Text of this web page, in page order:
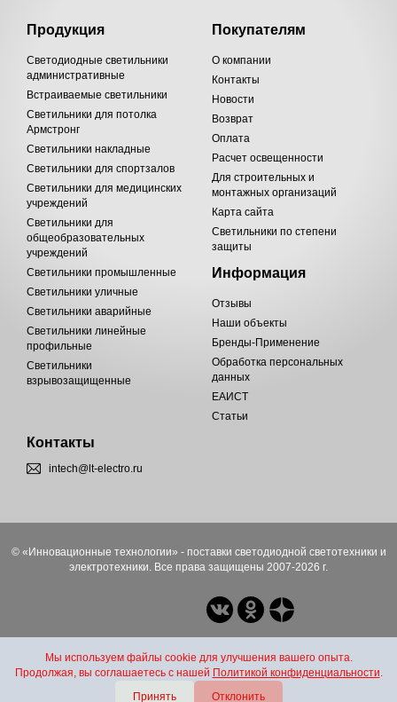
Продукция
Светодиодные светильники
административные
Встраиваемые светильники
Светильники для потолка
Армстронг
Светильники накладные
Светильники для спортзалов
Светильники для медицинских
учреждений
Светильники для
общеобразовательных
учреждений
Светильники промышленные
Светильники уличные
Светильники аварийные
Светильники линейные
профильные
Светильники
взрывозащищенные
Покупателям
О компании
Контакты
Новости
Возврат
Оплата
Расчет освещенности
Для строительных и
монтажных организаций
Карта сайта
Светильники по степени
защиты
Информация
Отзывы
Наши объекты
Бренды-Применение
Обработка персональных
данных
ЕАИСТ
Статьи
Контакты
intech@lt-electro.ru
© «Инновационные технологии» - поставки светодиодной светотехники и
электротехники. Все права защищены 2007-2026 г.
Мы используем файлы cookie для улучшения вашего опыта.
Продолжая, вы соглашаетесь с нашей Политикой конфиденциальности.
Принять
Отклонить